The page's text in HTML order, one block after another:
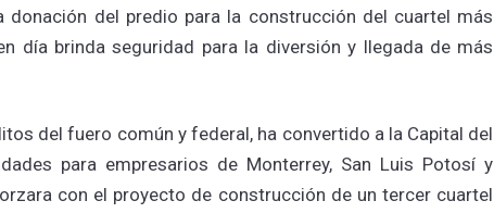
del predio para la construcción del cuartel más
día brinda seguridad para la diversión y llegada de más
del fuero común y federal, ha convertido a la Capital del
para empresarios de Monterrey, San Luis Potosí y
con el proyecto de construcción de un tercer cuartel